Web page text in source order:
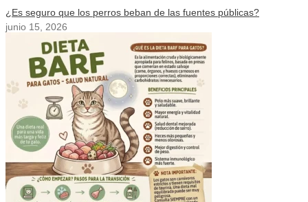
¿Es seguro que los perros beban de las fuentes públicas?
junio 15, 2026